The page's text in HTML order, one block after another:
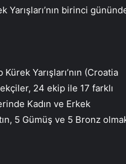
Yarışları’nın birinci
Yarışları’nın (Croatia
24 ekip ile 17 farklı
Kadın ve Erkek
5 Gümüş ve 5 Bronz